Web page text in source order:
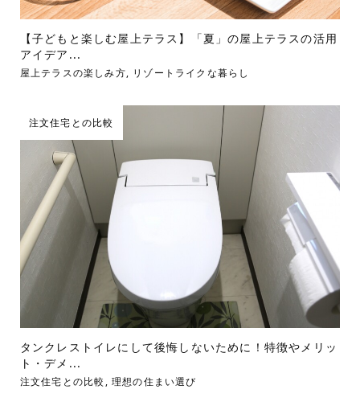
【子どもと楽しむ屋上テラス】「夏」の屋上テラスの活用
アイデア...
屋上テラスの楽しみ方, リゾートライクな暮らし
注文住宅との比較
タンクレストイレにして後悔しないために！特徴やメリッ
ト・デメ...
注文住宅との比較 , 理想の住まい選び